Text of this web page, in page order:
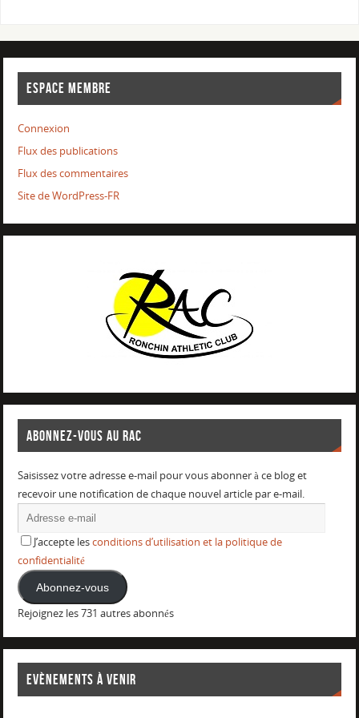
ESPACE MEMBRE
Connexion
Flux des publications
Flux des commentaires
Site de WordPress-FR
ABONNEZ-VOUS AU RAC
Saisissez votre adresse e-mail pour vous abonner à ce blog et
recevoir une notification de chaque nouvel article par e-mail.
J’accepte lesconditions d’utilisation et la politique de
confidentialité
Abonnez-vous
Rejoignez les 731 autres abonnés
EVÈNEMENTS À VENIR